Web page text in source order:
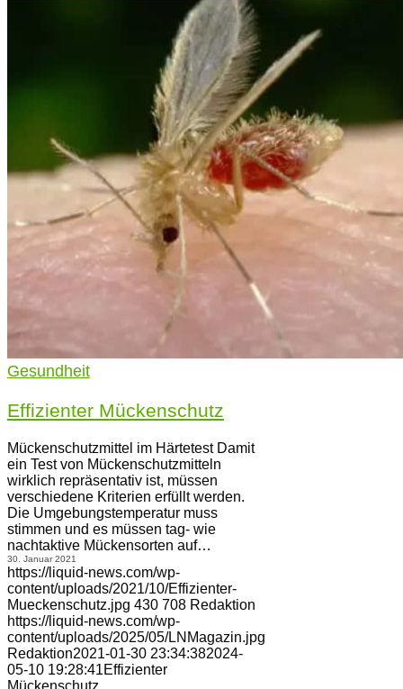
Gesundheit
Effizienter Mückenschutz
Mückenschutzmittel im Härtetest Damit
ein Test von Mückenschutzmitteln
wirklich repräsentativ ist, müssen
verschiedene Kriterien erfüllt werden.
Die Umgebungstemperatur muss
stimmen und es müssen tag- wie
nachtaktive Mückensorten auf…
30. Januar 2021
https://liquid-news.com/wp-
content/uploads/2021/10/Effizienter-
Mueckenschutz.jpg 430 708 Redaktion
https://liquid-news.com/wp-
content/uploads/2025/05/LNMagazin.jpg
Redaktion2021-01-30 23:34:382024-
05-10 19:28:41Effizienter